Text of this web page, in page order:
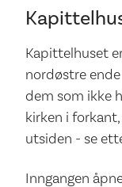
Kapittelhuset
nordøstre
dem som ikke
kirken i
utsiden - se
Inngangen